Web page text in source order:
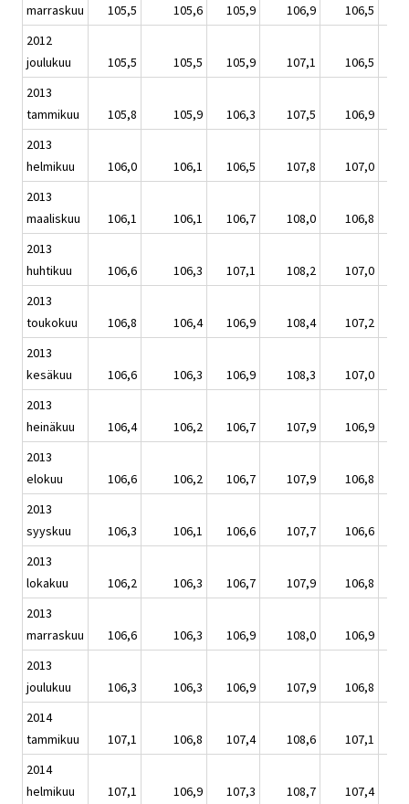
marraskuu 105,5 105,6 105,9 106,9
106,5
2012
joulukuu
105,5 105,5 105,9 107,1
106,5
2013
tammikuu
105,8 105,9 106,3 107,5
106,9
2013
helmikuu
106,0 106,1 106,5 107,8
107,0
2013
maaliskuu
106,1 106,1 106,7 108,0
106,8
2013
huhtikuu
106,6 106,3 107,1 108,2
107,0
2013
toukokuu
106,8 106,4 106,9 108,4
107,2
2013
kesäkuu
106,6 106,3 106,9 108,3
107,0
2013
heinäkuu
106,4 106,2 106,7 107,9
106,9
2013
elokuu
106,6 106,2 106,7 107,9
106,8
2013
syyskuu
106,3 106,1 106,6 107,7
106,6
2013
lokakuu
106,2 106,3 106,7 107,9
106,8
2013
marraskuu
106,6 106,3 106,9 108,0
106,9
2013
joulukuu
106,3 106,3 106,9 107,9
106,8
2014
tammikuu
107,1 106,8 107,4 108,6
107,1
2014
helmikuu
107,1 106,9 107,3 108,7 107,4